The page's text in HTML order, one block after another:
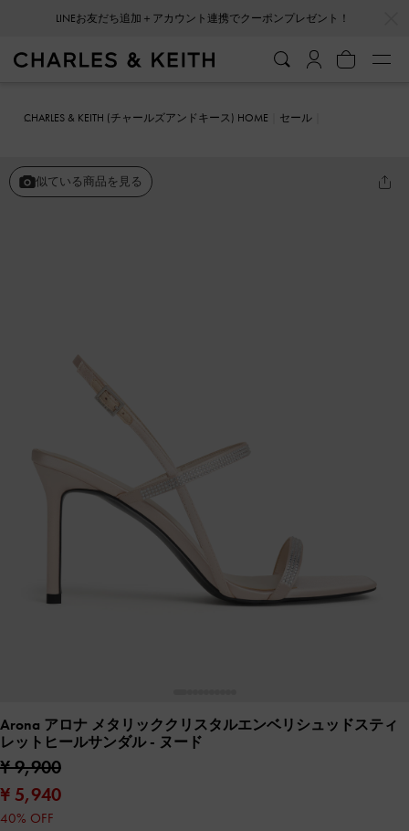
LINEお友だち追加＋アカウント連携でクーポンプレゼント！
CHARLES & KEITH (チャールズアンドキース) HOME
セール
似ている商品を見る
Arona アロナ メタリッククリスタルエンベリシュッドスティ
レットヒールサンダル- ヌード
¥ 9,900
¥ 5,940
40% OFF